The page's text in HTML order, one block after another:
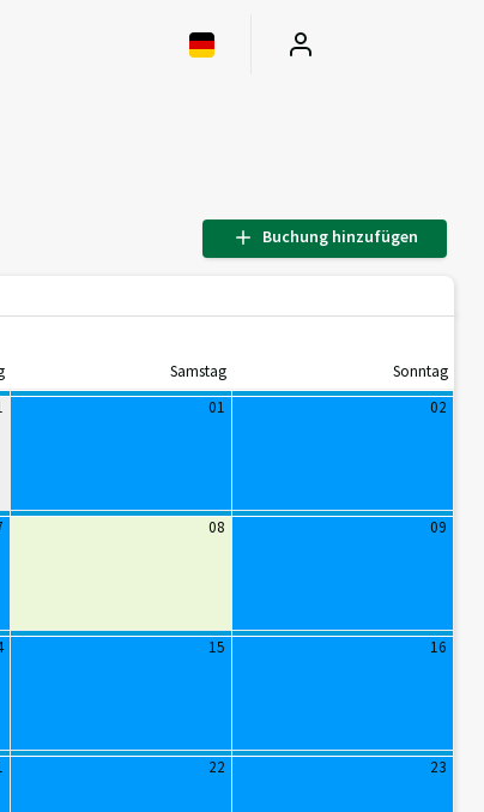
Buchung hinzufügen
Samstag Sonntag
01
08
15
22
02
09
16
23